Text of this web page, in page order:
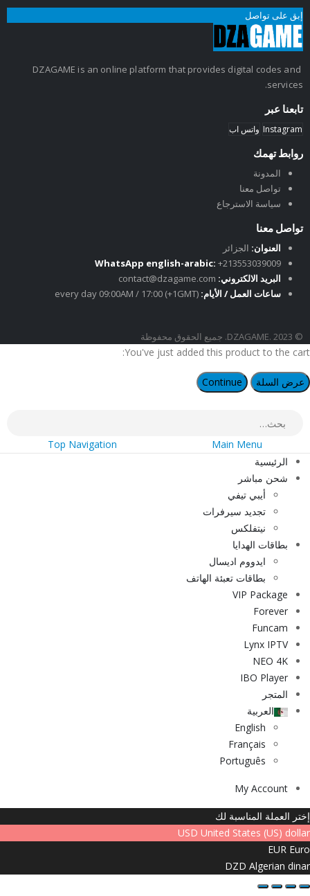
إبق على تواصل
DZAGAME is an online platform that provides digital codes and
services.
تابعنا عبر
Instagram واتس اب
روابط تهمك
المدونة
تواصل معنا
سياسة الاسترجاع
تواصل معنا
العنوان: الجزائر
WhatsApp english-arabic: +213553039009
البريد الالكتروني: contact@dzagame.com
ساعات العمل / الأيام: every day 09:00AM / 17:00 (+1GMT)
© DZAGAME. 2023. جميع الحقوق محفوظة
You've just added this product to the cart:
عرض السلة Continue
Main Menu
Top Navigation
الرئيسية
شحن مباشر
أيبي تيفي
تجديد سيرفرات
نيتفلكس
بطاقات الهدايا
ايدووم اديسال
بطاقات تعبئة الهاتف
VIP Package
Forever
Funcam
Lynx IPTV
NEO 4K
IBO Player
المتجر
العربية
English
Français
Português
My Account
إختر العملة المناسبة لك
USD United States (US) dollar
EUR Euro
DZD Algerian dinar